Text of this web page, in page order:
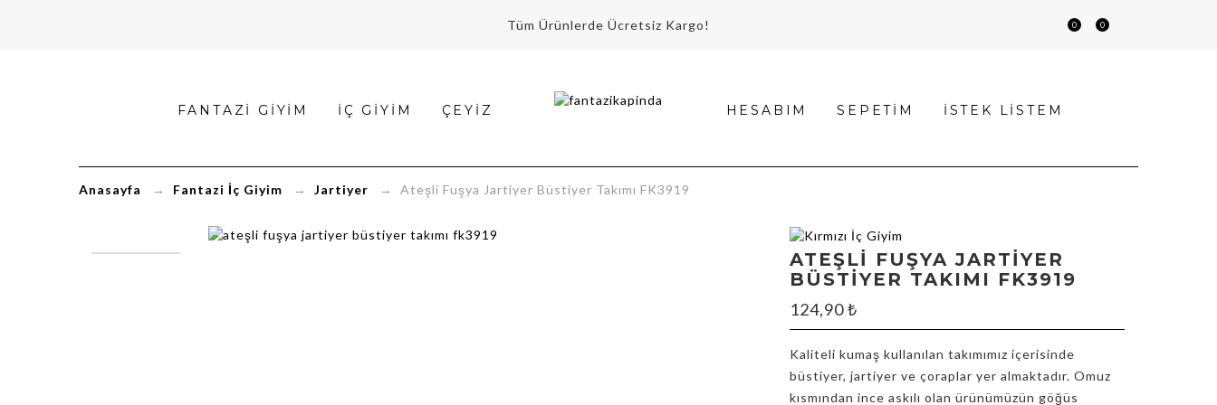
Tüm Ürünlerde Ücretsiz Kargo! 0 0
Jartiyer
Takımı
FANTAZI GIYIM İÇ GIYIM ÇEYIZ HESABIM SEPETIM İSTEK LISTEM
Anasayfa → Fantazi İç Giyim → Jartiyer → Ateşli Fuşya Jartiyer Büstiyer Takımı FK3919
ATEŞLI FUŞYA JARTIYER
BÜSTIYER TAKIMI FK3919
124,90₺
Kaliteli kumaş kullanılan takımımız içerisinde
büstiyer, jartiyer ve çoraplar yer almaktadır. Omuz
kısmından ince askılı olan ürünümüzün göğüs